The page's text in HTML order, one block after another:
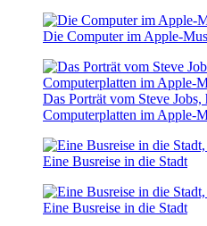
Die Computer im Apple-
Das Porträt vom Steve Jobs,
Computerplatten im Apple-
Eine Busreise in die Stadt
Eine Busreise in die Stadt